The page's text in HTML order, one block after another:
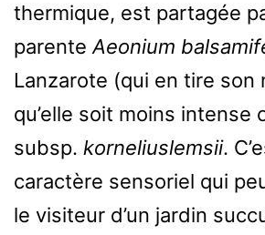
thermique, est partagée
parenteAeonium
Lanzarote (qui en tire son
qu’elle soit moins intense
subsp. korneliuslemsii.
caractère sensoriel qui
le visiteur d’un jardin